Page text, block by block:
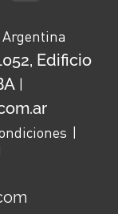
Edificio
|